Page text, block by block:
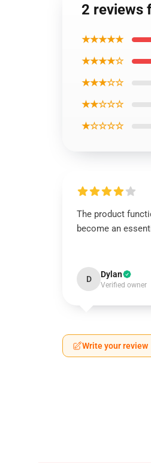
2 reviews
★★★★★
★★★★☆
★★★☆☆
★★☆☆☆
★☆☆☆☆
The product
become an
D Dylan
Verified owner
Write your review